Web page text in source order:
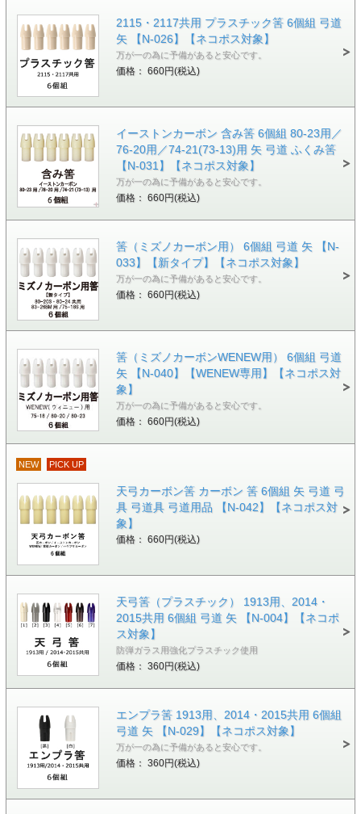
2115・2117共用 プラスチック筈 6個組 弓道
矢 【N-026】【ネコポス対象】
万が一の為に予備があると安心です。
価格： 660円(税込)
イーストンカーボン 含み筈 6個組 80-23用／
76-20用／74-21(73-13)用 矢 弓道 ふくみ筈
【N-031】【ネコポス対象】
万が一の為に予備があると安心です。
価格： 660円(税込)
筈（ミズノカーボン用） 6個組 弓道 矢 【N-
033】【新タイプ】【ネコポス対象】
万が一の為に予備があると安心です。
価格： 660円(税込)
筈（ミズノカーボンWENEW用） 6個組 弓道
矢 【N-040】【WENEW専用】【ネコポス対
象】
万が一の為に予備があると安心です。
価格： 660円(税込)
NEW PICK UP
天弓カーボン筈 カーボン 筈 6個組 矢 弓道 弓
具 弓道具 弓道用品 【N-042】【ネコポス対
象】
価格： 660円(税込)
天弓筈（プラスチック） 1913用、2014・
2015共用 6個組 弓道 矢 【N-004】【ネコポ
ス対象】
防弾ガラス用強化プラスチック使用
価格： 360円(税込)
エンプラ筈 1913用、2014・2015共用 6個組
弓道 矢 【N-029】【ネコポス対象】
万が一の為に予備があると安心です。
価格： 360円(税込)